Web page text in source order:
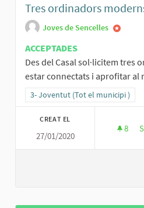
Tres ordinadors
Joves de Sencelles
ACCEPTADES
Des del Casal sol·licitem tres
estar connectats i aprofitar al
Resultats al filtrar per la
3- Joventut (Tot el municipi )
CREAT EL
27/01/2020
8